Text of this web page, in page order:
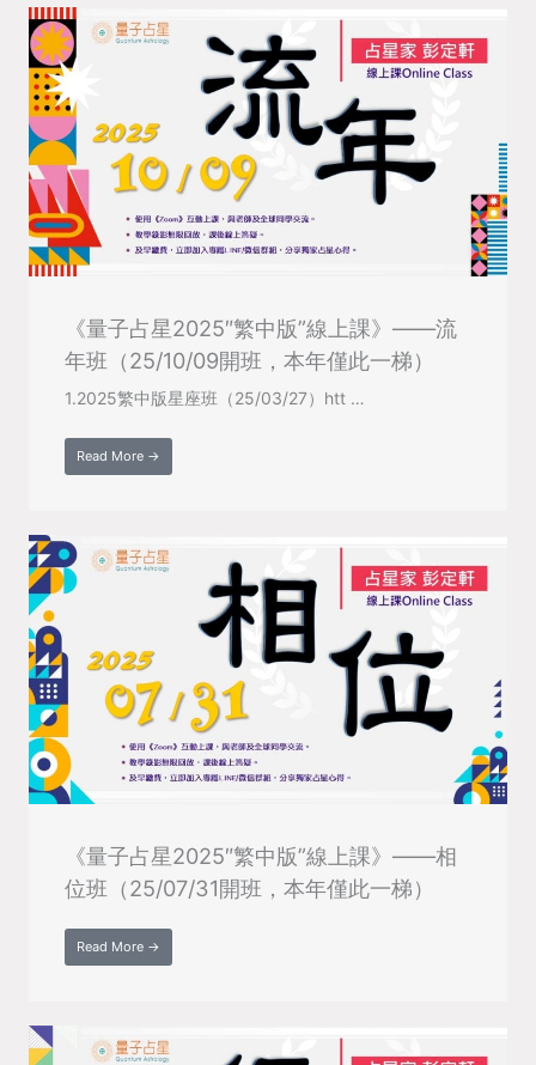
《量子占星2025″繁中版”線上課》——流
年班（25/10/09開班，本年僅此一梯）
1.2025繁中版星座班（25/03/27）htt …
Read More →
《量子占星2025″繁中版”線上課》——相
位班（25/07/31開班，本年僅此一梯）
Read More →